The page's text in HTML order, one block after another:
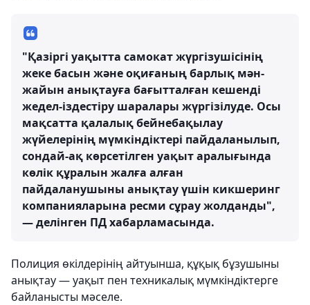
"Қазіргі уақытта самокат жүргізушісінің
жеке басын және оқиғаның барлық мән-
жайын анықтауға бағытталған кешенді
жедел-іздестіру шаралары жүргізілуде. Осы
мақсатта қалалық бейнебақылау
жүйелерінің мүмкіндіктері пайдаланылып,
сондай-ақ көрсетілген уақыт аралығында
көлік құралын жалға алған
пайдаланушыны анықтау үшін кикшеринг
компанияларына ресми сұрау жолданды",
— делінген ПД хабарламасында.
Полиция өкілдерінің айтуынша, құқық бұзушыны
анықтау — уақыт пен техникалық мүмкіндіктерге
байланысты мәселе.